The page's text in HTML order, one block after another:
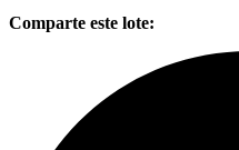
Comparte este lote: